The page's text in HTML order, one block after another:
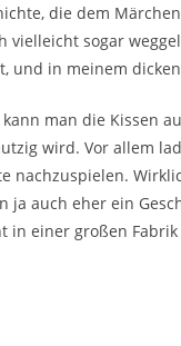
die dem
vielleicht sogar
und in meinem
man die Kissen
wird. Vor allem
nachzuspielen.
ja auch eher ein
in einer großen